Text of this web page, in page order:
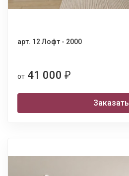
арт. 12 Лофт - 2000
от 41 000 ₽
Заказать